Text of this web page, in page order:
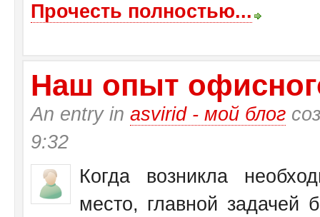
Прочесть полностью...
Наш опыт
An entry in asvirid - мой блог
9:32
Когда возникла
место, главной задачей